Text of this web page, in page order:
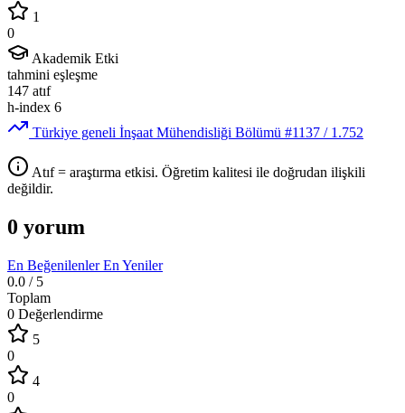
1
0
Akademik Etki
tahmini eşleşme
147 atıf
h-index 6
Türkiye geneli İnşaat Mühendisliği Bölümü #1137 / 1.752
Atıf = araştırma etkisi. Öğretim kalitesi ile doğrudan ilişkili
değildir.
0 yorum
En BeğenilenlerEn Yeniler
0.0 / 5
Toplam
0 Değerlendirme
5
0
4
0